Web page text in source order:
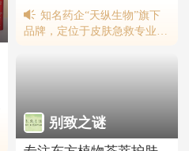
知名药企“天纵生物”旗下
品牌，定位于皮肤急救专业护
别致之谜